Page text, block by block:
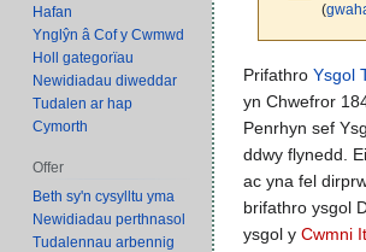
(
Neidio
i'r
panel
llywio
Neidio
i'r
bar
chwilio
Prifathro Ysgol
yn Chwefror
Penrhyn sef
ddwy flynedd.
ac yna fel
brifathro ysgol
ysgol y Cwmni
Hafan
Ynglŷn â Cof y Cwmwd
Holl gategorïau
Newidiadau diweddar
Tudalen ar hap
Cymorth
Offer
Beth sy'n cysylltu yma
Newidiadau perthnasol
Tudalennau arbennig